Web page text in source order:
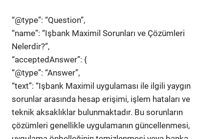
“@type”: “Question”,
“name”: “Işbank Maximil Sorunları ve Çözümleri
Nelerdir?”,
“acceptedAnswer”: {
“@type”: “Answer”,
“text”: “Işbank Maximil uygulaması ile ilgili yaygın
sorunlar arasında hesap erişimi, işlem hataları ve
teknik aksaklıklar bulunmaktadır. Bu sorunların
çözümleri genellikle uygulamanın güncellenmesi,